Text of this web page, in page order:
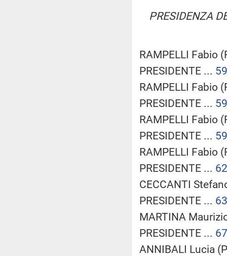
PRESIDENZA
RAMPELLI Fabio
PRESIDENTE ... 59
RAMPELLI Fabio
PRESIDENTE ... 59
RAMPELLI Fabio
PRESIDENTE ... 59
RAMPELLI Fabio
PRESIDENTE ... 62
CECCANTI
PRESIDENTE ... 63
MARTINA
PRESIDENTE ... 67
ANNIBALI Lucia